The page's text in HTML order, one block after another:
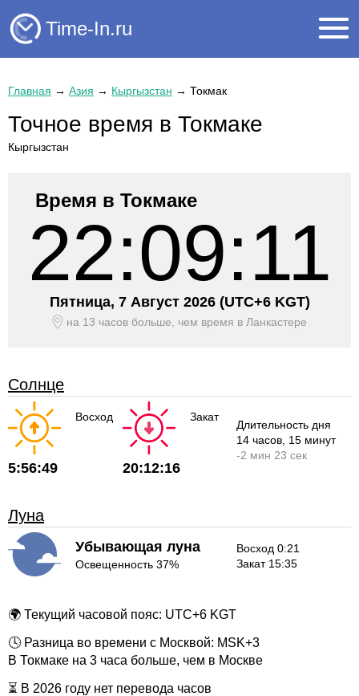
Time-In.ru
Главная → Азия → Кыргызстан → Токмак
Точное время в Токмаке
Кыргызстан
Время в Токмаке
22:09:12
Пятница, 7 Август 2026 (UTC+6 KGT)
на 13 часов больше, чем время в Ланкастере
Солнце
Восход
5:56:49
Закат
20:12:16
Длительность дня
14 часов , 15 минут
-2 мин 23 сек
Луна
Убывающая луна
Освещенность 37%
Восход 0:21
Закат 15:35
🌍 Текущий часовой пояс: UTC+6 KGT
🕓 Разница во времени с Москвой: MSK+3
В Токмаке на 3 часа больше, чем в Москве
⏳ В 2026 году нет перевода часов